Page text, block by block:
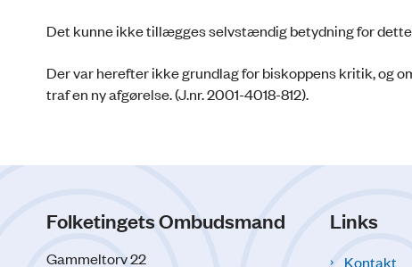
Det kunne ikke tillægges selvstændig betydning for
Der var herefter ikke grundlag for biskoppens kritik, og
traf en ny afgørelse. (J.nr. 2001-4018-812).
Folketingets Ombudsmand
Gammeltorv 22
Links
Kontakt